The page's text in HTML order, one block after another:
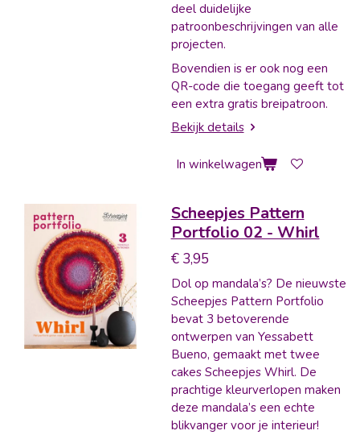
deel duidelijke
patroonbeschrijvingen van alle
projecten.
Bovendien is er ook nog een
QR-code die toegang geeft tot
een extra gratis breipatroon.
Bekijk details
In winkelwagen
Scheepjes Pattern
Portfolio 02 - Whirl
€ 3,95
Dol op mandala’s? De nieuwste
Scheepjes Pattern Portfolio
bevat 3 betoverende
ontwerpen van Yessabett
Bueno, gemaakt met twee
cakes Scheepjes Whirl. De
prachtige kleurverlopen maken
deze mandala’s een echte
blikvanger voor je interieur!​